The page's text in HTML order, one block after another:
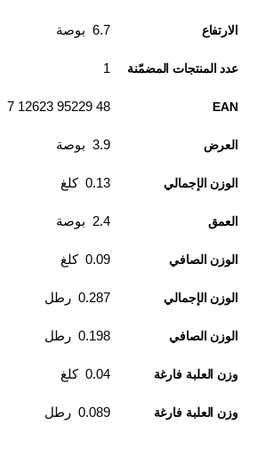
الارتفاع 6.7 بوصة
عدد المنتجات المضمّنة 1
EAN
48 95229 12623 7
العرض 3.9 بوصة
الوزن الإجمالي 0.13 كلغ
العمق 2.4 بوصة
الوزن الصافي 0.09 كلغ
الوزن الإجمالي 0.287 رطل
الوزن الصافي 0.198 رطل
وزن العلبة فارغة 0.04 كلغ
وزن العلبة فارغة 0.089 رطل